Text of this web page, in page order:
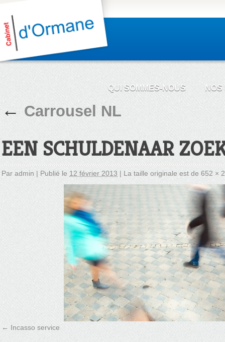
QUI SOMMES-NOUS NOS
← Carrousel NL
EEN SCHULDENAAR
Par admin | Publié le 12 février 2013 | La taille originale est de 652 ×
Incasso service